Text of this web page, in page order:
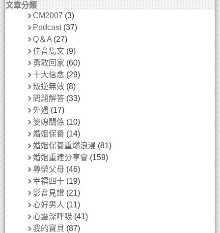
文章分類
CM2007 (3)
Podcast(37)
Q＆A (27)
佳音雋文 (9)
勇敢回家 (60)
十大信念 (29)
叛逆無效 (8)
問題解答 (33)
外遇 (17)
婆媳關係 (10)
婚姻保養 (14)
婚姻保養重燃浪漫 (81)
婚姻重建分享會 (159)
尊榮父母 (46)
幸福四十 (19)
影音見證 (21)
心好男人 (11)
心靈深呼吸 (41)
我的寶貝 (87)